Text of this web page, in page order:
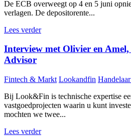
De ECB overweegt op 4 en 5 juni
verlagen. De depositorente...
Lees verder
Interview met Olivier en
Advisor
Fintech & Markt Lookandfin
Bij Look&Fin is technische expertise
vastgoedprojecten waarin u kunt
mochten we twee...
Lees verder